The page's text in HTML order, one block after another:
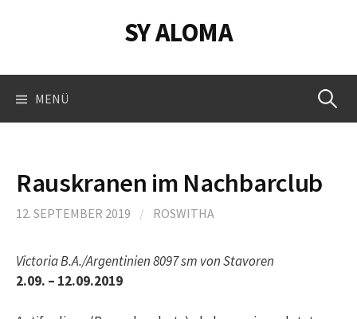
SY ALOMA
MENÜ Suchen
Rauskranen im Nachbarclub
12. SEPTEMBER 2019 / ROSWITHA
Victoria B.A./Argentinien 8097 sm von Stavoren
2.09. – 12.09.2019